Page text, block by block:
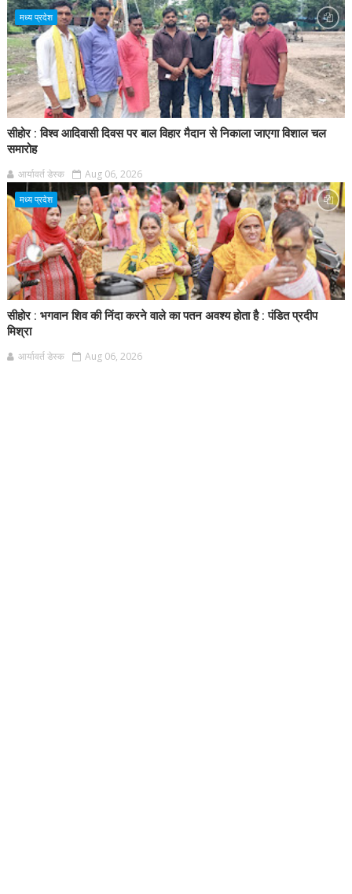
मध्य प्रदेश
सीहोर : विश्व आदिवासी दिवस पर बाल विहार मैदान से निकाला जाएगा विशाल चल
समारोह
आर्यावर्त डेस्क Aug 06, 2026
मध्य प्रदेश
सीहोर : भगवान शिव की निंदा करने वाले का पतन अवश्य होता है : पंडित प्रदीप
मिश्रा
आर्यावर्त डेस्क Aug 06, 2026